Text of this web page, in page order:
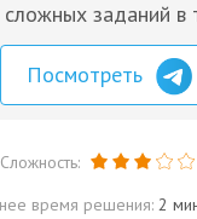
заданий в
Посмотреть
Сложность:
время решения: 2